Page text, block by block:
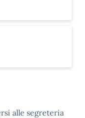
alle segreteria